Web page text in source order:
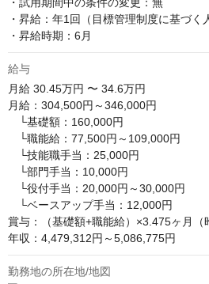
・試用期間中の条件の変更：無
・昇給：年1回（目標管理制度に基づく
・昇給時期：6月
給与
月給 30.45万円 〜 34.6万円
月給：304,500円～346,000円
└基礎額：160,000円
└職能給：77,500円～109,000円
└技能職手当：25,000円
└部門手当：10,000円
└役付手当：20,000円～30,000円
└ベースアップ手当：12,000円
賞与：（基礎額+職能給）×3.475ヶ月（
年収：4,479,312円～5,086,775円
勤務地の所在地/地図